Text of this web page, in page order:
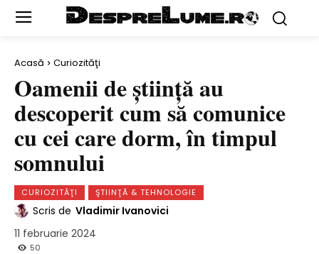
Acasă Curiozităţi
Oamenii de știință au
descoperit cum să comunice
cu cei care dorm, în timpul
somnului
CURIOZITĂŢI ŞTIINŢĂ & TEHNOLOGIE
Scris de Vladimir Ivanovici
11 februarie 2024
50